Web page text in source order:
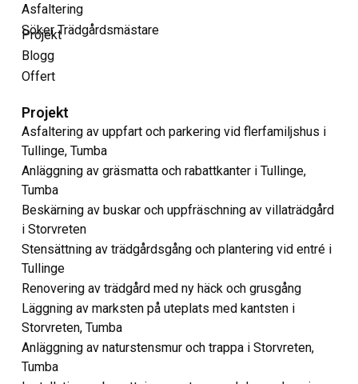
Asfaltering
Söker Trädgårdsmästare
Projekt
Blogg
Offert
Projekt
Asfaltering av uppfart och parkering vid flerfamiljshus i
Tullinge, Tumba
Anläggning av gräsmatta och rabattkanter i Tullinge,
Tumba
Beskärning av buskar och uppfräschning av villaträdgård
i Storvreten
Stensättning av trädgårdsgång och plantering vid entré i
Tullinge
Renovering av trädgård med ny häck och grusgång
Läggning av marksten på uteplats med kantsten i
Storvreten, Tumba
Anläggning av naturstensmur och trappa i Storvreten,
Tumba